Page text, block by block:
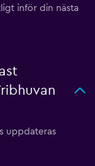
inför din nästa
uppdateras